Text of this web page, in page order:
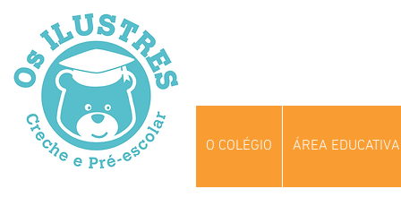
O COLÉGIO ÁREA EDUCATIVA